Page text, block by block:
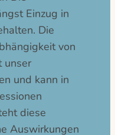
Einzug in
Die
von
unser
und kann in
diese
Auswirkungen